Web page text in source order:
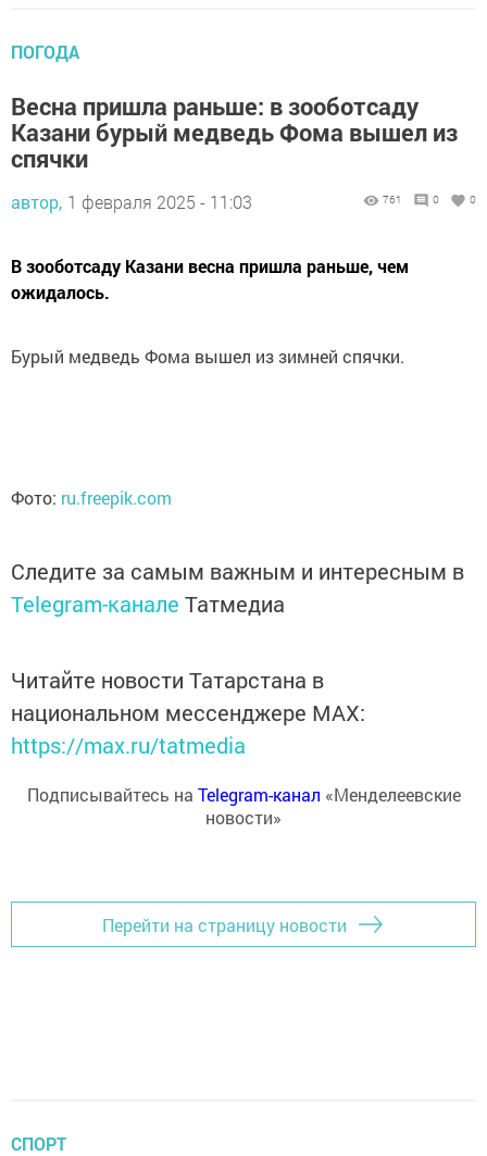
ПОГОДА
Весна пришла раньше: в зооботсаду
Казани бурый медведь Фома вышел из
спячки
автор, 1 февраля 2025 - 11:03 761 0 0
В зооботсаду Казани весна пришла раньше, чем
ожидалось.
Бурый медведь Фома вышел из зимней спячки.
Фото: ru.freepik.com
Следите за самым важным и интересным в
Telegram-канале Татмедиа
Читайте новости Татарстана в
национальном мессенджере MАХ:
https://max.ru/tatmedia
Подписывайтесь на Telegram-канал «Менделеевские
новости»
Перейти на страницу новости
СПОРТ